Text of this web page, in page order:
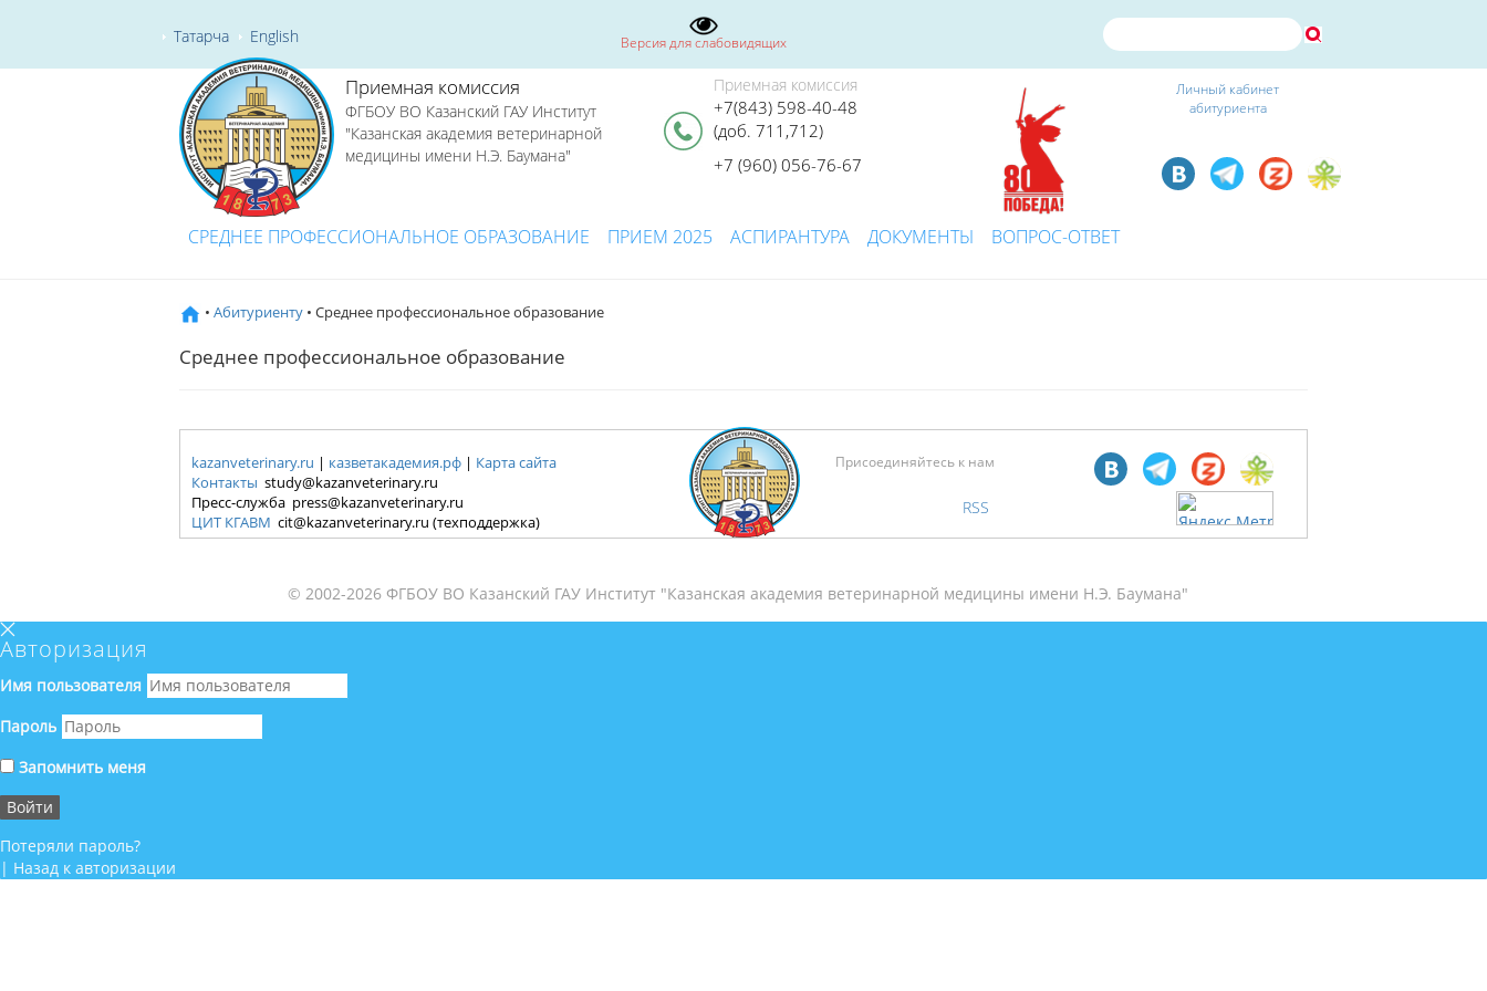
Татарча English Версия для слабовидящих
Приемная комиссия
ФГБОУ ВО Казанский ГАУ Институт
"Казанская академия ветеринарной
медицины имени Н.Э. Баумана"
Приемная комиссия
+7(843) 598-40-48
(доб. 711,712)
+7 (960) 056-76-67
Личный кабинет
абитуриента
СРЕДНЕЕ ПРОФЕССИОНАЛЬНОЕ ОБРАЗОВАНИЕ ПРИЕМ 2025 АСПИРАНТУРА ДОКУМЕНТЫ ВОПРОС-ОТВЕТ
• Абитуриенту • Среднее профессиональное образование
Среднее профессиональное образование
kazanveterinary.ru | казветакадемия.рф | Карта сайта
Контакты study@kazanveterinary.ru
Пресс-служба press@kazanveterinary.ru
ЦИТ КГАВМ cit@kazanveterinary.ru (техподдержка)
Присоединяйтесь к нам
RSS
© 2002-2026 ФГБОУ ВО Казанский ГАУ Институт "Казанская академия ветеринарной медицины имени Н.Э. Баумана"
Авторизация
Имя пользователя
Пароль
Запомнить меня
Потеряли пароль?
| Назад к авторизации